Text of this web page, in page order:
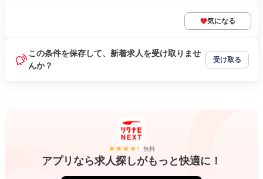
気になる
この条件を保存して、新着求人を受け取りませ
んか？
受け取る
無料
アプリなら求人探しがもっと快適に！